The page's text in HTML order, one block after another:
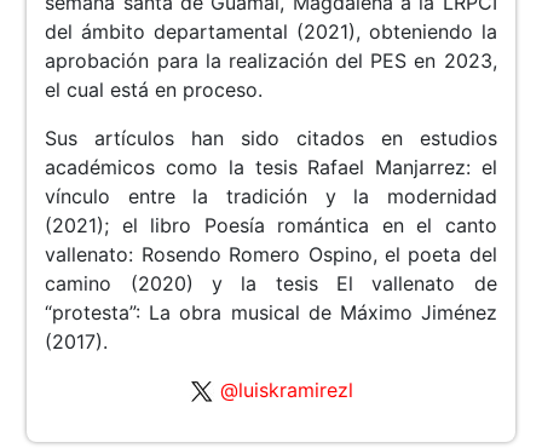
del ámbito departamental (2021), obteniendo la
aprobación para la realización del PES en 2023,
el cual está en proceso.
Sus artículos han sido citados en estudios
académicos como la tesis Rafael Manjarrez: el
vínculo entre la tradición y la modernidad
(2021); el libro Poesía romántica en el canto
vallenato: Rosendo Romero Ospino, el poeta del
camino (2020) y la tesis El vallenato de
“protesta”: La obra musical de Máximo Jiménez
(2017).
@luiskramirezl